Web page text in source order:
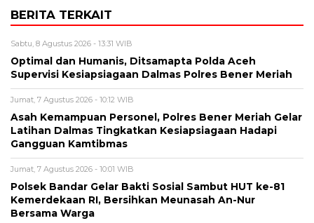
BERITA TERKAIT
Sabtu, 8 Agustus 2026 - 13:31 WIB
Optimal dan Humanis, Ditsamapta Polda Aceh
Supervisi Kesiapsiagaan Dalmas Polres Bener Meriah
Jumat, 7 Agustus 2026 - 10:12 WIB
Asah Kemampuan Personel, Polres Bener Meriah Gelar
Latihan Dalmas Tingkatkan Kesiapsiagaan Hadapi
Gangguan Kamtibmas
Jumat, 7 Agustus 2026 - 10:01 WIB
Polsek Bandar Gelar Bakti Sosial Sambut HUT ke-81
Kemerdekaan RI, Bersihkan Meunasah An-Nur
Bersama Warga